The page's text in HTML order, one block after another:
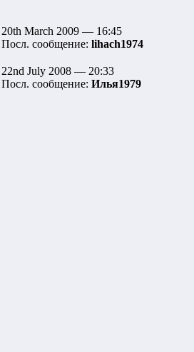
20th March 2009 — 16:45
Посл. сообщение: lihach1974
22nd July 2008 — 20:33
Посл. сообщение: Илья1979